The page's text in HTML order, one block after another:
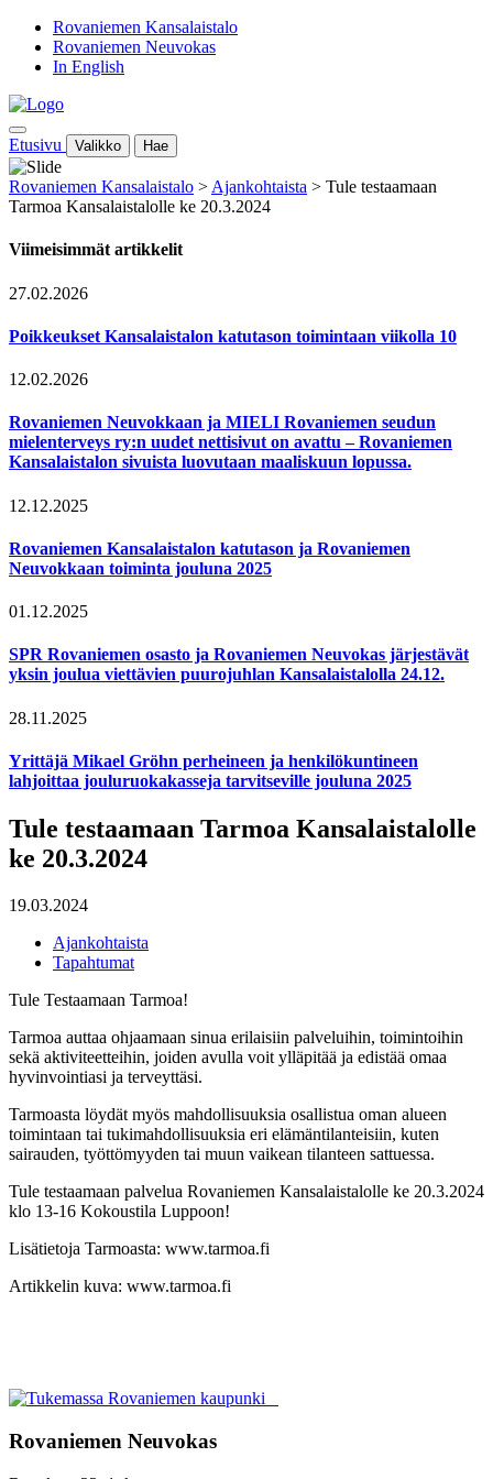
Rovaniemen Kansalaistalo
Rovaniemen Neuvokas
In English
Etusivu Valikko Hae
Rovaniemen Kansalaistalo > Ajankohtaista > Tule testaamaan
Tarmoa Kansalaistalolle ke 20.3.2024
Viimeisimmät artikkelit
27.02.2026
Poikkeukset Kansalaistalon katutason toimintaan viikolla 10
12.02.2026
Rovaniemen Neuvokkaan ja MIELI Rovaniemen seudun
mielenterveys ry:n uudet nettisivut on avattu – Rovaniemen
Kansalaistalon sivuista luovutaan maaliskuun lopussa.
12.12.2025
Rovaniemen Kansalaistalon katutason ja Rovaniemen
Neuvokkaan toiminta jouluna 2025
01.12.2025
SPR Rovaniemen osasto ja Rovaniemen Neuvokas järjestävät
yksin joulua viettävien puurojuhlan Kansalaistalolla 24.12.
28.11.2025
Yrittäjä Mikael Gröhn perheineen ja henkilökuntineen
lahjoittaa jouluruokakasseja tarvitseville jouluna 2025
Tule testaamaan Tarmoa Kansalaistalolle
ke 20.3.2024
19.03.2024
Ajankohtaista
Tapahtumat
Tule Testaamaan Tarmoa!
Tarmoa auttaa ohjaamaan sinua erilaisiin palveluihin, toimintoihin
sekä aktiviteetteihin, joiden avulla voit ylläpitää ja edistää omaa
hyvinvointiasi ja terveyttäsi.
Tarmoasta löydät myös mahdollisuuksia osallistua oman alueen
toimintaan tai tukimahdollisuuksia eri elämäntilanteisiin, kuten
sairauden, työttömyyden tai muun vaikean tilanteen sattuessa.
Tule testaamaan palvelua Rovaniemen Kansalaistalolle ke 20.3.2024
klo 13-16 Kokoustila Luppoon!
Lisätietoja Tarmoasta: www.tarmoa.fi
Artikkelin kuva: www.tarmoa.fi
Rovaniemen Neuvokas